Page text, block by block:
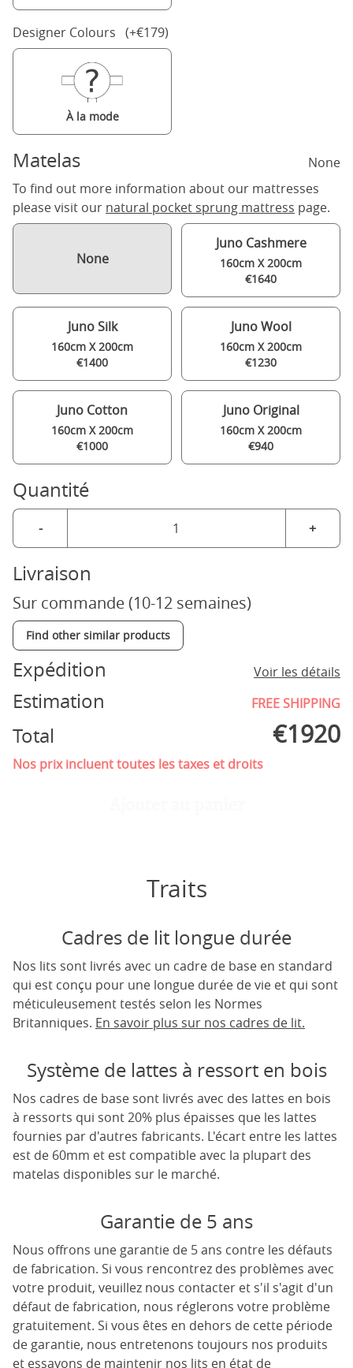
Designer Colours (+€179)
À la mode
Matelas
None
To find out more information about our mattresses
please visit our natural pocket sprung mattress page.
None
Juno Cashmere
160cm X 200cm
€1640
Juno Silk
160cm X 200cm
€1400
Juno Wool
160cm X 200cm
€1230
Juno Cotton
160cm X 200cm
€1000
Juno Original
160cm X 200cm
€940
Quantité
- +
Livraison
Sur commande (10-12 semaines)
Find other similar products
Expédition Voir les détails
Estimation FREE SHIPPING
Total €1920
Nos prix incluent toutes les taxes et droits
Traits
Cadres de lit longue durée
Nos lits sont livrés avec un cadre de base en standard
qui est conçu pour une longue durée de vie et qui sont
méticuleusement testés selon les Normes
Britanniques. En savoir plus sur nos cadres de lit.
Système de lattes à ressort en bois
Nos cadres de base sont livrés avec des lattes en bois
à ressorts qui sont 20% plus épaisses que les lattes
fournies par d'autres fabricants. L'écart entre les lattes
est de 60mm et est compatible avec la plupart des
matelas disponibles sur le marché.
Garantie de 5 ans
Nous offrons une garantie de 5 ans contre les défauts
de fabrication. Si vous rencontrez des problèmes avec
votre produit, veuillez nous contacter et s'il s'agit d'un
défaut de fabrication, nous réglerons votre problème
gratuitement. Si vous êtes en dehors de cette période
de garantie, nous entretenons toujours nos produits
et essayons de maintenir nos lits en état de